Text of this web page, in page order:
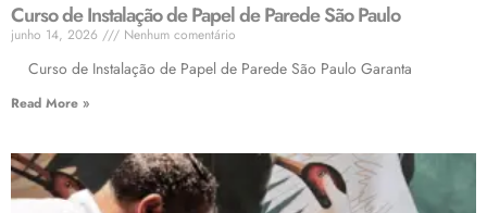
Curso de Instalação de Papel de Parede São Paulo
junho 14, 2026 Nenhum comentário
Curso de Instalação de Papel de Parede São Paulo Garanta
Read More »